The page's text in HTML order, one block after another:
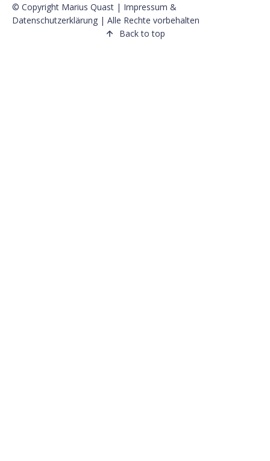
© Copyright Marius Quast | Impressum &
Datenschutzerklärung | Alle Rechte vorbehalten
Back to top